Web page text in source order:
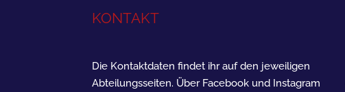
KONTAKT
Die Kontaktdaten findet ihr auf den jeweiligen
Abteilungsseiten. Über Facebook und Instagram